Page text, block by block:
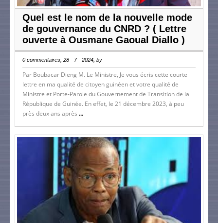
Quel est le nom de la nouvelle mode
de gouvernance du CNRD ? ( Lettre
ouverte à Ousmane Gaoual Diallo )
0 commentaires, 28 - 7 - 2024, by
Par Boubacar Dieng M. Le Ministre, Je vous écris cette courte
lettre en ma qualité de citoyen guinéen et votre qualité de
Ministre et Porte-Parole du Gouvernement de Transition de la
République de Guinée. En effet, le 21 décembre 2023, à peu
près deux ans après ...